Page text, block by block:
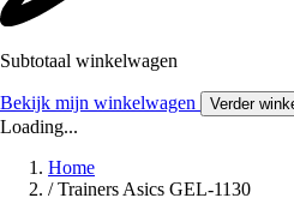
Subtotaal winkelwagen
Bekijk mijn winkelwagen Verder
Loading...
Home
/ Trainers Asics GEL-1130